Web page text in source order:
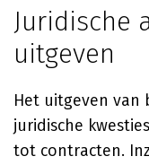
Juridische
uitgeven
Het uitgeven van
juridische
tot contracten.